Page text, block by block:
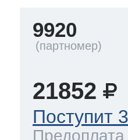
9920
21852
Поступит